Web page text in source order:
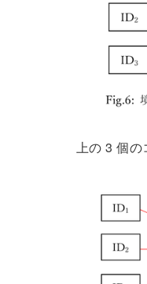
上の 3 個の